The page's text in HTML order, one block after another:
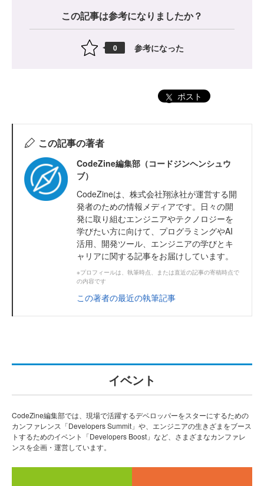
この記事は参考になりましたか？
0 参考になった
ポスト
この記事の著者
CodeZine編集部（コードジンヘンシュウ
ブ）
CodeZineは、株式会社翔泳社が運営する開
発者のための情報メディアです。日々の開
発に取り組むエンジニアやテクノロジーを
学びたい方に向けて、プログラミングやAI
活用、開発ツール、エンジニアの学びとキ
ャリアに関する記事をお届けしています。
※プロフィールは、執筆時点、または直近の記事の寄稿時点で
の内容です
この著者の最近の執筆記事
イベント
CodeZine編集部では、現場で活躍するデベロッパーをスターにするための
カンファレンス「Developers Summit」や、エンジニアの生きざまをブース
トするためのイベント「Developers Boost」など、さまざまなカンファレ
ンスを企画・運営しています。